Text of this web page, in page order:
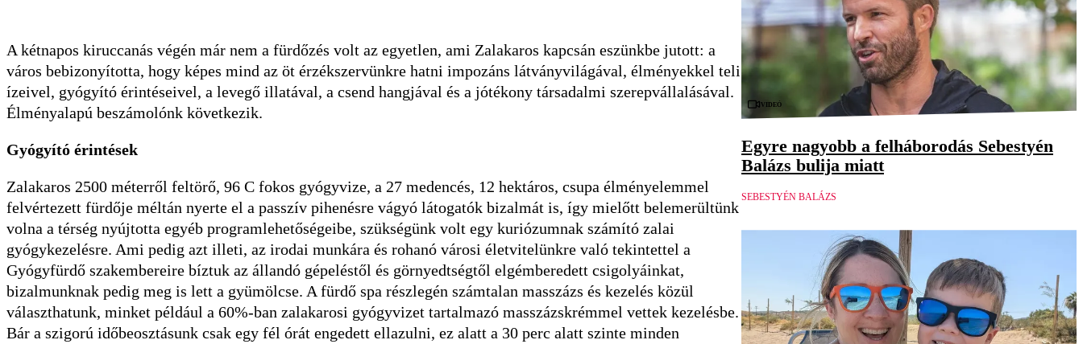
A kétnapos kiruccanás végén már nem a fürdőzés volt az egyetlen, ami Zalakaros kapcsán eszünkbe jutott: a
város bebizonyította, hogy képes mind az öt érzékszervünkre hatni impozáns látványvilágával, élményekkel teli
ízeivel, gyógyító érintéseivel, a levegő illatával, a csend hangjával és a jótékony társadalmi szerepvállalásával.
Élményalapú beszámolónk következik.
Gyógyító érintések
Zalakaros 2500 méterről feltörő, 96 C fokos gyógyvize, a 27 medencés, 12 hektáros, csupa élményelemmel
felvértezett fürdője méltán nyerte el a passzív pihenésre vágyó látogatók bizalmát is, így mielőtt belemerültünk
volna a térség nyújtotta egyéb programlehetőségeibe, szükségünk volt egy kuriózumnak számító zalai
gyógykezelésre. Ami pedig azt illeti, az irodai munkára és rohanó városi életvitelünkre való tekintettel a
Gyógyfürdő szakembereire bíztuk az állandó gépeléstől és görnyedtségtől elgémberedett csigolyáinkat,
bizalmunknak pedig meg is lett a gyümölcse. A fürdő spa részlegén számtalan masszázs és kezelés közül
választhatunk, minket például a 60%-ban zalakarosi gyógyvizet tartalmazó masszázskrémmel vettek kezelésbe.
Bár a szigorú időbeosztásunk csak egy fél órát engedett ellazulni, ez alatt a 30 perc alatt szinte minden
Videó
Egyre nagyobb a felháborodás Sebestyén
Balázs bulija miatt
SEBESTYÉN BALÁZS